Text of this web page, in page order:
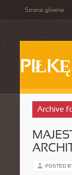
Strona główna
PIŁKĘ
Archive
POSTED